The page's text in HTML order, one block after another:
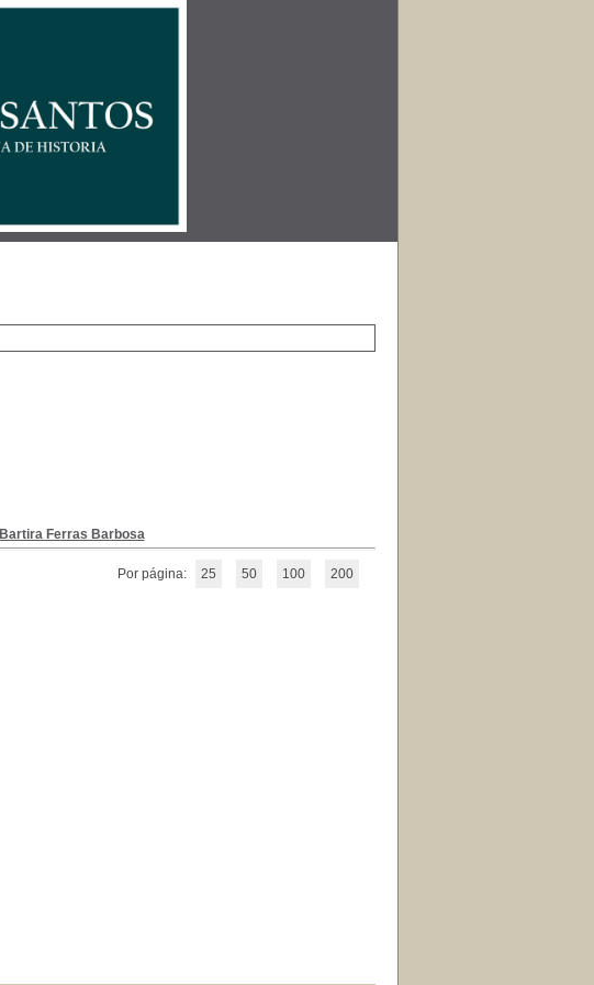
Bartira Ferras Barbosa
Por página: 25 50 100 200